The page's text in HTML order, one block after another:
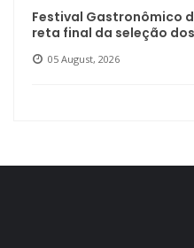
Festival Gastronômico
reta final da seleção
05 August, 2026